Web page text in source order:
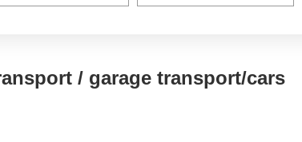
/ garage transport/cars